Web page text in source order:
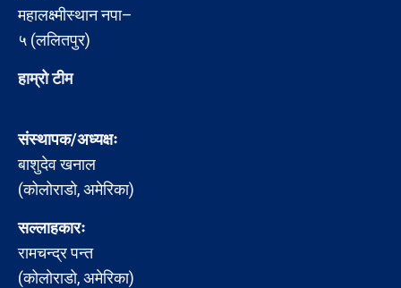
महालक्ष्मीस्थान नपा–
५ (ललितपुर)
हाम्रो टीम
संस्थापक/अध्यक्षः
बाशुदेव खनाल
(कोलोराडो, अमेरिका)
सल्लाहकारः
रामचन्द्र पन्त
(कोलोराडो, अमेरिका)